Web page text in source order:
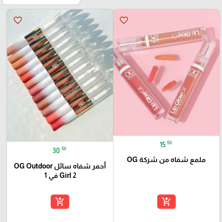
favorite_border
15 ₪
ملمع شفاه من شركة OG
add_shopping_cart
favorite_border
30 ₪
أحمر شفاه سائل OG Outdoor
Girl 2 في 1
add_shopping_cart